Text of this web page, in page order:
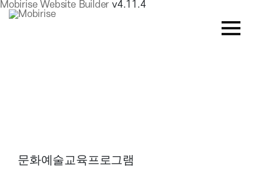
Mobirise Website Builder v4.11.4
문화예술교육프로그램